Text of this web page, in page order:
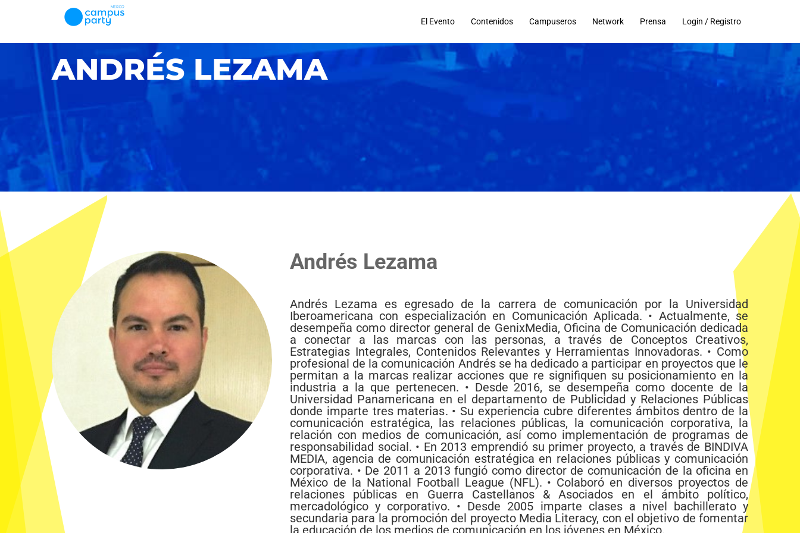
El Evento Contenidos Campuseros Network Prensa Login / Registro
ANDRÉS LEZAMA
Andrés Lezama
Andrés Lezama es egresado de la carrera de comunicación por la Universidad
Iberoamericana con especialización en Comunicación Aplicada. • Actualmente, se
desempeña como director general de GenixMedia, Oficina de Comunicación dedicada
a conectar a las marcas con las personas, a través de Conceptos Creativos,
Estrategias Integrales, Contenidos Relevantes y Herramientas Innovadoras. • Como
profesional de la comunicación Andrés se ha dedicado a participar en proyectos que le
permitan a la marcas realizar acciones que re signifiquen su posicionamiento en la
industria a la que pertenecen. • Desde 2016, se desempeña como docente de la
Universidad Panamericana en el departamento de Publicidad y Relaciones Públicas
donde imparte tres materias. • Su experiencia cubre diferentes ámbitos dentro de la
comunicación estratégica, las relaciones públicas, la comunicación corporativa, la
relación con medios de comunicación, así como implementación de programas de
responsabilidad social. • En 2013 emprendió su primer proyecto, a través de BINDIVA
MEDIA, agencia de comunicación estratégica en relaciones públicas y comunicación
corporativa. • De 2011 a 2013 fungió como director de comunicación de la oficina en
México de la National Football League (NFL). • Colaboró en diversos proyectos de
relaciones públicas en Guerra Castellanos & Asociados en el ámbito político,
mercadológico y corporativo. • Desde 2005 imparte clases a nivel bachillerato y
secundaria para la promoción del proyecto Media Literacy, con el objetivo de fomentar
la educación de los medios de comunicación en los jóvenes en México.